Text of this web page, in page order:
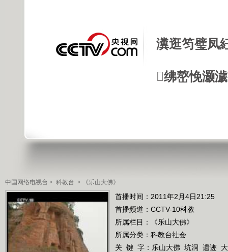
瀵逛笉璧凤
绋嶅悗灏
中国网络电视台 > 科教台 > 《乐山大佛》
首播时间：2011年2月4日21:25
首播频道： CCTV-10科教
所属栏目：
《乐山大佛》
所属分类：科教台社会
关 键 字： 乐山大佛 坑洞 遗迹